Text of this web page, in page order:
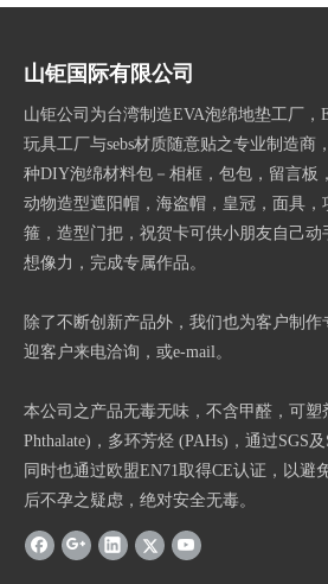
山钜国际有限公司
山钜公司为台湾制造EVA泡绵地垫工厂，
玩具工厂与sebs材质随意贴之专业制造商
种DIY泡绵材料包－相框，包包，留言板
动物造型遮阳帽，海盗帽，皇冠，面具，
箍，造型门把，祝贺卡可供小朋友自己动
想像力，完成专属作品。
除了不断创新产品外，我们也为客户制作
迎客户来电洽询，或e-mail。
本公司之产品无毒无味，不含甲醛，可塑
Phthalate)，多环芳烃 (PAHs)，通过SGS
同时也通过欧盟EN71取得CE认证，以避
后不孕之疑虑，绝对安全无毒。